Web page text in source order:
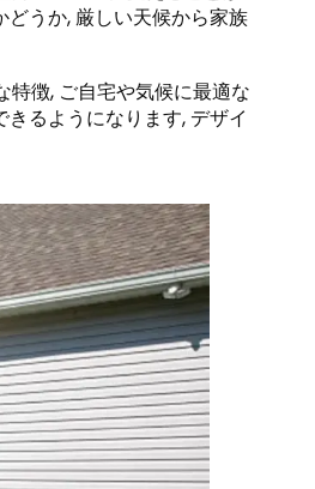
うか, 厳しい天候から家族
特徴, ご自宅や気候に最適な
るようになります, デザイ